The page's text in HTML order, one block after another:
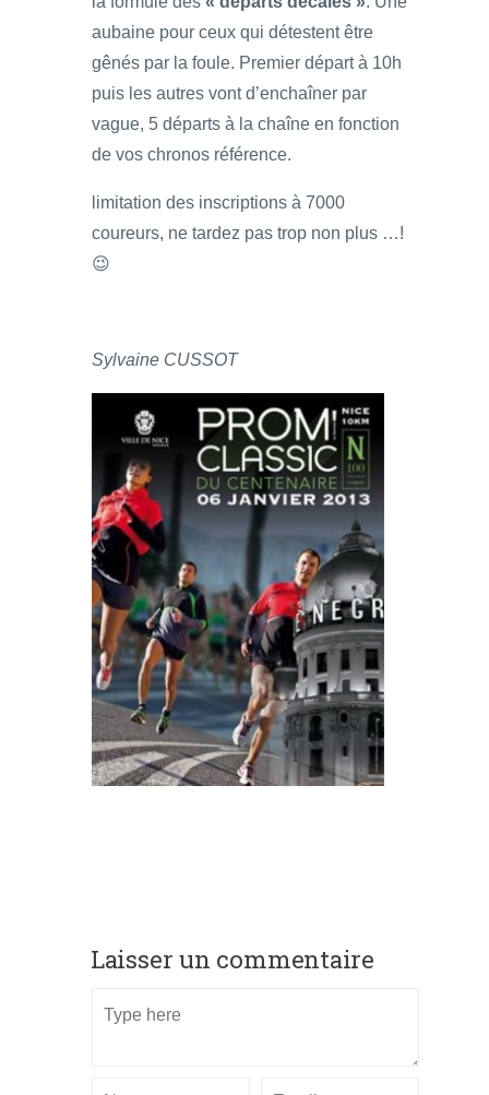
aubaine pour ceux qui détestent être
gênés par la foule. Premier départ à 10h
puis les autres vont d’enchaîner par
vague, 5 départs à la chaîne en fonction
de vos chronos référence.
limitation des inscriptions à 7000
coureurs, ne tardez pas trop non plus …!
😉
Sylvaine CUSSOT
Laisser un commentaire